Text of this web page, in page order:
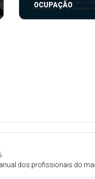
OCUPAÇÃO
Educação (SME) de
dos profissionais do